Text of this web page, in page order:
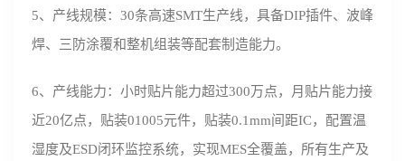
5、产线规模：30条高速SMT生产线，具备DIP插件、波峰
焊、三防涂覆和整机组装等配套制造能力。
6、产线能力：小时贴片能力超过300万点，月贴片能力接
近20亿点，贴装01005元件，贴装0.1mm间距IC，配置温
湿度及ESD闭环监控系统，实现MES全覆盖，所有生产及